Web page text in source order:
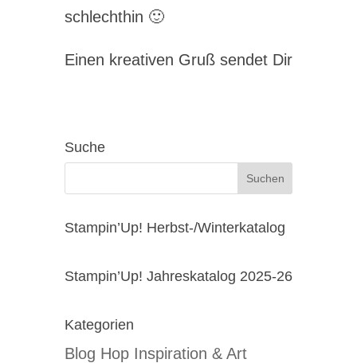
schlechthin 🙂
Einen kreativen Gruß sendet Dir
Suche
Stampin’Up! Herbst-/Winterkatalog
Stampin’Up! Jahreskatalog 2025-26
Kategorien
Blog Hop Inspiration & Art